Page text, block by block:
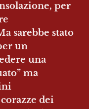
per
sarebbe stato
un
una
ma
dei